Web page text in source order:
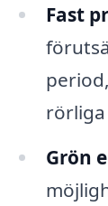
Fast
rörliga
Grön